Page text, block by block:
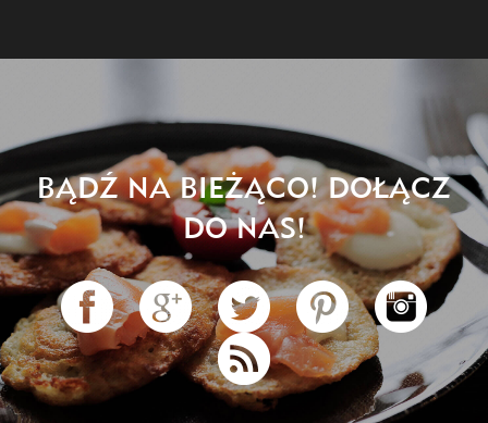
BĄDŹ NA BIEŻĄCO! DOŁĄCZ
DO NAS!